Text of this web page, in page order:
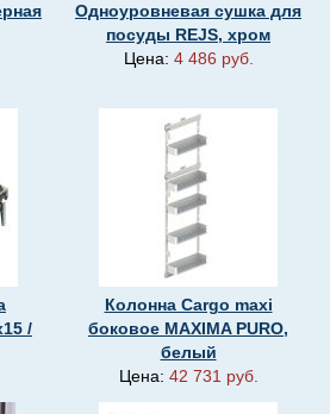
Одноуровневая сушка для
посуды REJS, хром
Цена: 4 486 руб.
/
Колонна Cargo maxi
боковое MAXIMA PURO,
белый
Цена: 42 731 руб.